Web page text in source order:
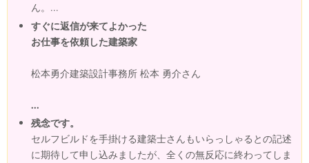
ん。...
すぐに返信が来てよかった
お仕事を依頼した建築家
松本勇介建築設計事務所 松本 勇介さん
...
残念です。
セルフビルドを手掛ける建築士さんもいらっしゃるとの記述
に期待して申し込みましたが、全くの無反応に終わってしま